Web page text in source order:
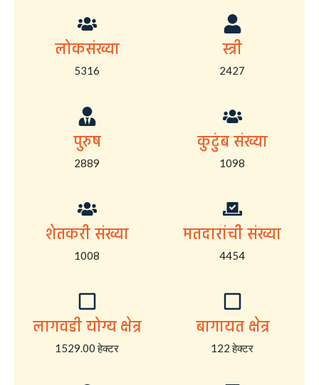
लोकसंख्या
5316
स्त्री
2427
पुरुष
2889
कुटुंब संख्या
1098
शेतकरी संख्या
1008
मतदारांची संख्या
4454
लागवडी योग्य क्षेत्र
1529.00 हेक्टर
बागायत क्षेत्र
122 हेक्टर